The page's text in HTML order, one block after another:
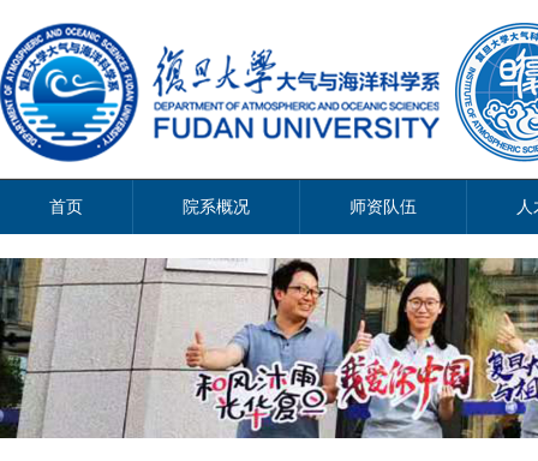
首页 院系概况 师资队伍 人